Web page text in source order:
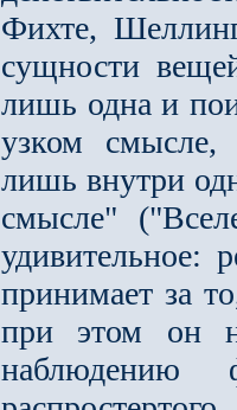
Фихте,
сущности
лишь одна и
узком смысле,
лишь внутри
смысле"
удивительное:
принимает за
при этом он
наблюдению